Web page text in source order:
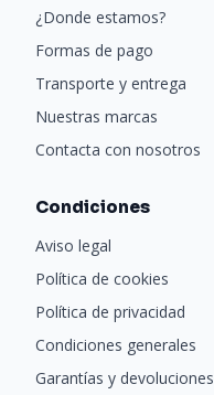
¿Donde estamos?
Formas de pago
Transporte y entrega
Nuestras marcas
Contacta con nosotros
Condiciones
Aviso legal
Política de cookies
Política de privacidad
Condiciones generales
Garantías y devoluciones